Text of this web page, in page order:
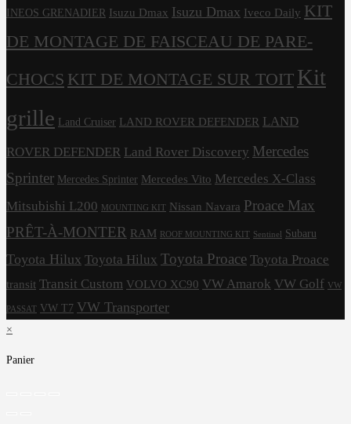
INEOS GRENADIER Isuzu Dmax Isuzu Dmax Iveco Daily KIT
DE MONTAGE DE FAISCEAU DE PARE-
CHOCS KIT DE MONTAGE SUR TOIT Kit
grille Land Cruiser LAND ROVER DEFENDER LAND
ROVER DEFENDER Land Rover Discovery Mercedes
Sprinter Mercedes Sprinter Mercedes Vito Mercedes X-Class
Mitsubishi L200
MOUNTING KIT Nissan Navara Proace Max
PRÊT-À-MONTER RAM ROOF MOUNTING KIT Sentinel Subaru
Toyota Hilux Toyota Hilux Toyota Proace Toyota Proace
transit Transit Custom VOLVO XC90 VW Amarok VW Golf VW
PASSAT VW T7 VW Transporter
×
Panier